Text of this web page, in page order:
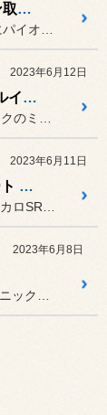
スズキ ソリオ ナビゲーション取り付け
2023年6月12日
60プリウス コムテック デジタルインナーミラードラレコ取り付け
2023年6月11日
NV100クリッパー レカロシート SR-7F 取付
2023年6月8日